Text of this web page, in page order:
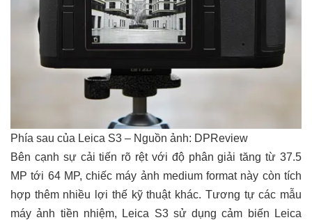
Phía sau của Leica S3 – Nguồn ảnh: DPReview
Bên cạnh sự cải tiến rõ rệt với độ phân giải tăng từ 37.5
MP tới 64 MP, chiếc máy ảnh medium format này còn tích
hợp thêm nhiều lợi thế kỹ thuật khác. Tương tự các mẫu
máy ảnh tiền nhiệm, Leica S3 sử dụng cảm biến Leica